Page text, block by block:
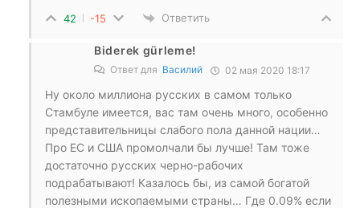
42 -15 Ответить
Biderek gürleme!
Ответ для Василий 02 мая 2020 18:17
Ну около миллиона русских в самом только
Стамбуле имеется, вас там очень много, особенно
представительницы слабого пола данной нации…
Про ЕС и США промолчали бы лучше! Там тоже
достаточно русских черно-рабочих
подрабатывают! Казалось бы, из самой богатой
полезными ископаемыми страны… Где 0.09% если